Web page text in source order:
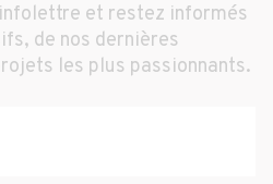
et restez informés
de nos dernières
les plus passionnants.